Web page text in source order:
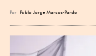
Por Pablo Jorge Marcos-Pardo